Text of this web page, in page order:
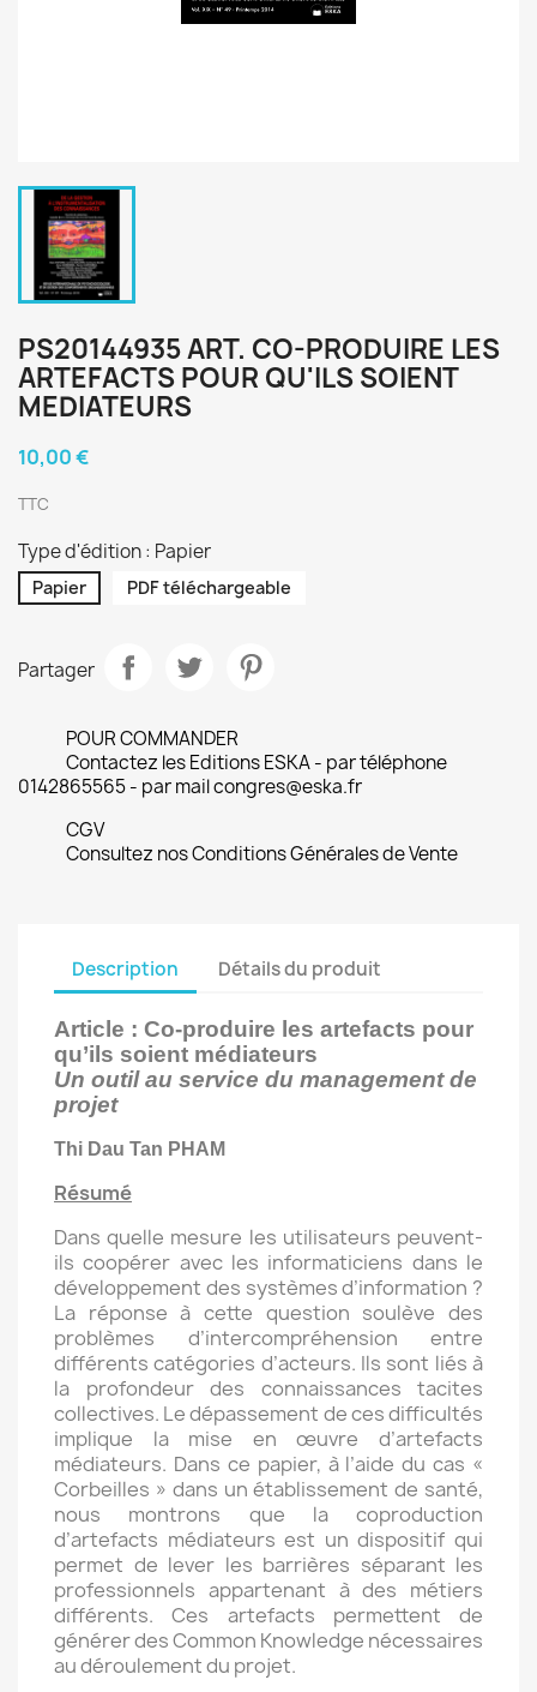
PS20144935 ART. CO-PRODUIRE LES
ARTEFACTS POUR QU'ILS SOIENT
MEDIATEURS
10,00 €
TTC
Type d'édition : Papier
Papier PDF téléchargeable
Partager
POUR COMMANDER
Contactez les Editions ESKA - par téléphone
0142865565 - par mail congres@eska.fr
CGV
Consultez nos Conditions Générales de Vente
Description Détails du produit
Article : Co-produire les artefacts pour
qu’ils soient médiateurs
Un outil au service du management de
projet
Thi Dau Tan PHAM
Résumé
Dans quelle mesure les utilisateurs peuvent-
ils coopérer avec les informaticiens dans le
développement des systèmes d’information ?
La réponse à cette question soulève des
problèmes d’intercompréhension entre
différents catégories d’acteurs. Ils sont liés à
la profondeur des connaissances tacites
collectives. Le dépassement de ces difficultés
implique la mise en œuvre d’artefacts
médiateurs. Dans ce papier, à l’aide du cas «
Corbeilles » dans un établissement de santé,
nous montrons que la coproduction
d’artefacts médiateurs est un dispositif qui
permet de lever les barrières séparant les
professionnels appartenant à des métiers
différents. Ces artefacts permettent de
générer des Common Knowledge nécessaires
au déroulement du projet.